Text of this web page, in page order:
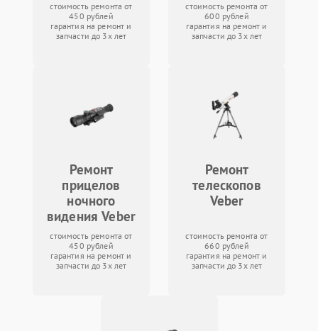
стоимость ремонта от
450 рублей
гарантия на ремонт и
запчасти до 3х лет
стоимость ремонта от
600 рублей
гарантия на ремонт и
запчасти до 3х лет
Ремонт
прицелов
ночного
видения Veber
стоимость ремонта от
450 рублей
гарантия на ремонт и
запчасти до 3х лет
Ремонт
телескопов
Veber
стоимость ремонта от
660 рублей
гарантия на ремонт и
запчасти до 3х лет